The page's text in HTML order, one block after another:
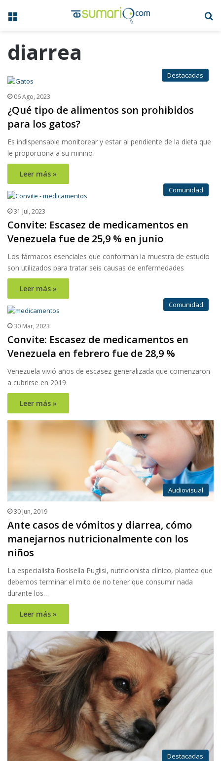
Menú
diarrea
Destacadas
06 Ago, 2023
¿Qué tipo de alimentos son prohibidos
para los gatos?
Es indispensable monitorear y estar al pendiente de la dieta que
le proporciona a su minino
Leer más »
Comunidad
31 Jul, 2023
Convite: Escasez de medicamentos en
Venezuela fue de 25,9 % en junio
Los fármacos esenciales que conforman la muestra de estudio
son utilizados para tratar seis causas de enfermedades
Leer más »
Comunidad
30 Mar, 2023
Convite: Escasez de medicamentos en
Venezuela en febrero fue de 28,9 %
Venezuela vivió años de escasez generalizada que comenzaron
a cubrirse en 2019
Leer más »
Audiovisual
30 Jun, 2019
Ante casos de vómitos y diarrea, cómo
manejarnos nutricionalmente con los
niños
La especialista Rosisella Puglisi, nutricionista clínico, plantea que
debemos terminar el mito de no tener que consumir nada
durante los…
Leer más »
Destacadas